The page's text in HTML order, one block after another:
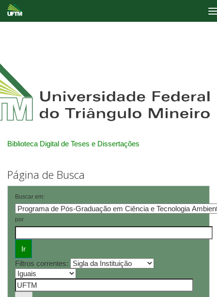
Biblioteca Digital de Teses e Dissertações
Página de Busca
Buscar em:
por
Filtros correntes: